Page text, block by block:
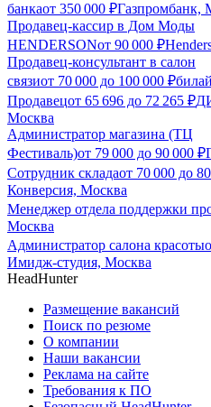
банкаот 350 000 ₽Газпромбанк,
Продавец-кассир в Дом Моды
HENDERSONот 90 000 ₽
Продавец-консультант в салон
связиот 70 000 до 100 000 ₽
Продавецот 65 696 до 72 265 ₽
Москва
Администратор магазина (ТЦ
Фестиваль)от 79 000 до 90 000 ₽
Сотрудник складаот 70 000 до
Конверсия, Москва
Менеджер отдела поддержки
Москва
Администратор салона красоты
Имидж-студия, Москва
HeadHunter
Размещение вакансий
Поиск по резюме
О компании
Наши вакансии
Реклама на сайте
Требования к ПО